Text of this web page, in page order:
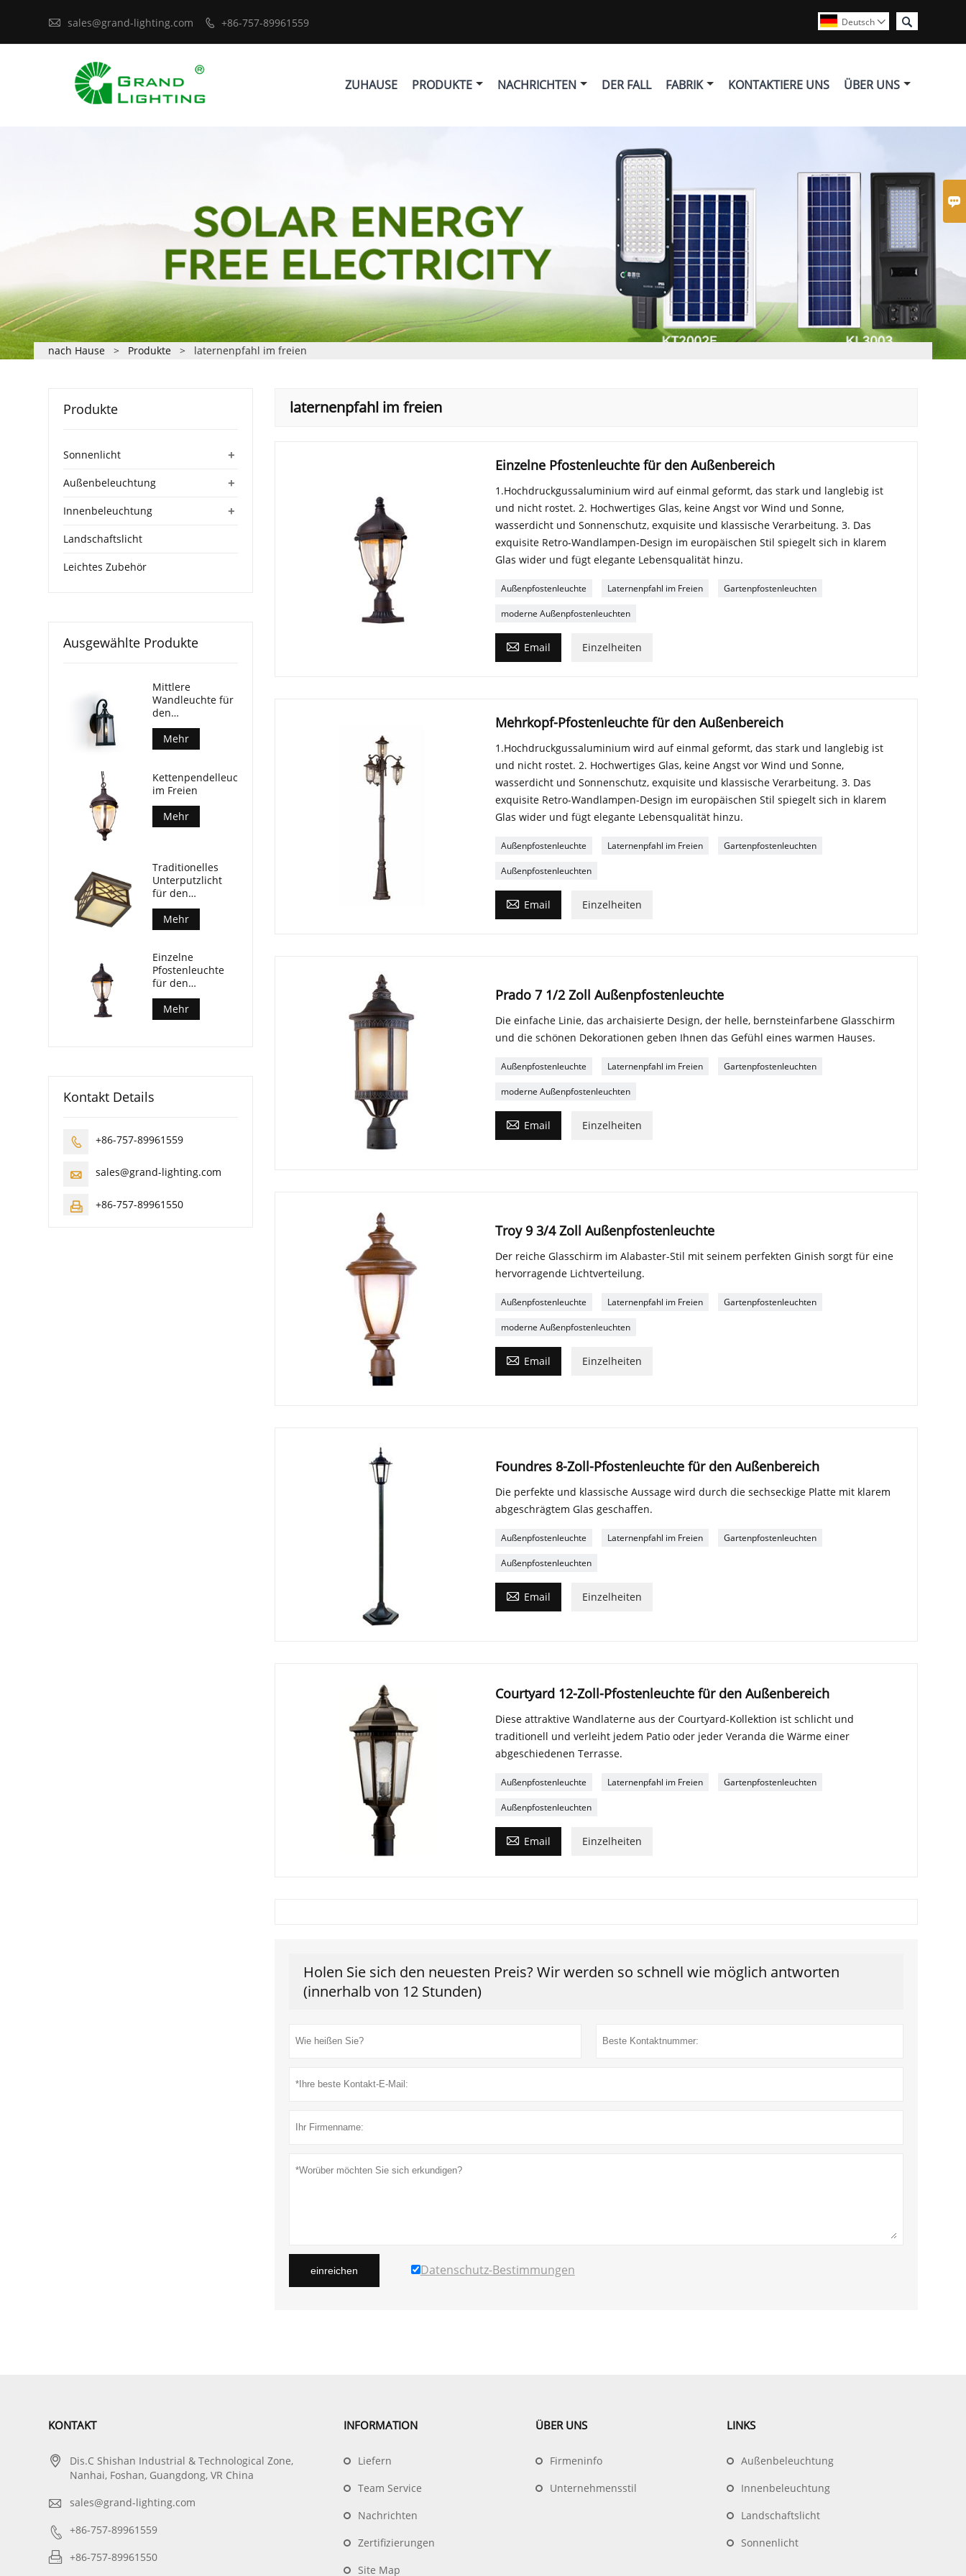

 sales@grand-lighting.com  +86-757-89961559 
Deutsch 
ZUHAUSE PRODUKTE NACHRICHTEN DER FALL FABRIK KONTAKTIERE UNS ÜBER UNS
nach Hause > Produkte > laternenpfahl im freien
laternenpfahl im freien
Einzelne Pfostenleuchte für den Außenbereich
1.Hochdruckgussaluminium wird auf einmal geformt, das stark und langlebig ist
und nicht rostet. 2. Hochwertiges Glas, keine Angst vor Wind und Sonne,
wasserdicht und Sonnenschutz, exquisite und klassische Verarbeitung. 3. Das
exquisite Retro-Wandlampen-Design im europäischen Stil spiegelt sich in klarem
Glas wider und fügt elegante Lebensqualität hinzu.
Außenpfostenleuchte Laternenpfahl im Freien Gartenpfostenleuchten
moderne Außenpfostenleuchten
 Email Einzelheiten
Mehrkopf-Pfostenleuchte für den Außenbereich
1.Hochdruckgussaluminium wird auf einmal geformt, das stark und langlebig ist
und nicht rostet. 2. Hochwertiges Glas, keine Angst vor Wind und Sonne,
wasserdicht und Sonnenschutz, exquisite und klassische Verarbeitung. 3. Das
exquisite Retro-Wandlampen-Design im europäischen Stil spiegelt sich in klarem
Glas wider und fügt elegante Lebensqualität hinzu.
Außenpfostenleuchte Laternenpfahl im Freien Gartenpfostenleuchten
Außenpfostenleuchten
 Email Einzelheiten
Prado 7 1/2 Zoll Außenpfostenleuchte
Die einfache Linie, das archaisierte Design, der helle, bernsteinfarbene Glasschirm
und die schönen Dekorationen geben Ihnen das Gefühl eines warmen Hauses.
Außenpfostenleuchte Laternenpfahl im Freien Gartenpfostenleuchten
moderne Außenpfostenleuchten
 Email Einzelheiten
Troy 9 3/4 Zoll Außenpfostenleuchte
Der reiche Glasschirm im Alabaster-Stil mit seinem perfekten Ginish sorgt für eine
hervorragende Lichtverteilung.
Außenpfostenleuchte Laternenpfahl im Freien Gartenpfostenleuchten
moderne Außenpfostenleuchten
 Email Einzelheiten
Foundres 8-Zoll-Pfostenleuchte für den Außenbereich
Die perfekte und klassische Aussage wird durch die sechseckige Platte mit klarem
abgeschrägtem Glas geschaffen.
Außenpfostenleuchte Laternenpfahl im Freien Gartenpfostenleuchten
Außenpfostenleuchten
 Email Einzelheiten
Courtyard 12-Zoll-Pfostenleuchte für den Außenbereich
Diese attraktive Wandlaterne aus der Courtyard-Kollektion ist schlicht und
traditionell und verleiht jedem Patio oder jeder Veranda die Wärme einer
abgeschiedenen Terrasse.
Außenpfostenleuchte Laternenpfahl im Freien Gartenpfostenleuchten
Außenpfostenleuchten
 Email Einzelheiten
Holen Sie sich den neuesten Preis? Wir werden so schnell wie möglich antworten
(innerhalb von 12 Stunden)
einreichen Datenschutz-Bestimmungen
Produkte
+
Sonnenlicht
+
Außenbeleuchtung
+
Innenbeleuchtung
Landschaftslicht
Leichtes Zubehör
Ausgewählte Produkte
Mittlere
Wandleuchte für
den
Außenbereich
Mehr
Kettenpendelleuchte
im Freien
Mehr
Traditionelles
Unterputzlicht
für den
Außenbereich
Mehr
Einzelne
Pfostenleuchte
für den
Außenbereich
Mehr
Kontakt Details
 +86-757-89961559
 sales@grand-lighting.com
 +86-757-89961550
KONTAKT

Dis.C Shishan Industrial & Technological Zone,
Nanhai, Foshan, Guangdong, VR China
 sales@grand-lighting.com
 +86-757-89961559
 +86-757-89961550
INFORMATION
Liefern
Team Service
Nachrichten
Zertifizierungen
Site Map
ÜBER UNS
Firmeninfo
Unternehmensstil
LINKS
Außenbeleuchtung
Innenbeleuchtung
Landschaftslicht
Sonnenlicht